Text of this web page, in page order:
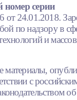
номер серии
24.01.2018.
по надзору в
и
с
об